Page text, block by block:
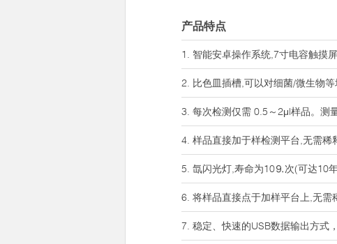
产品特点
1. 智能安卓操作系统,7寸电容触摸
2. 比色皿插槽,可以对细菌/微生物
3. 每次检测仅需 0.5～2μl样品。测
4. 样品直接加于样检测平台,无需稀
5. 氙闪光灯,寿命为10⒐次(可达10
6. 将样品直接点于加样平台上,无需
7. 稳定、快速的USB数据输出方式